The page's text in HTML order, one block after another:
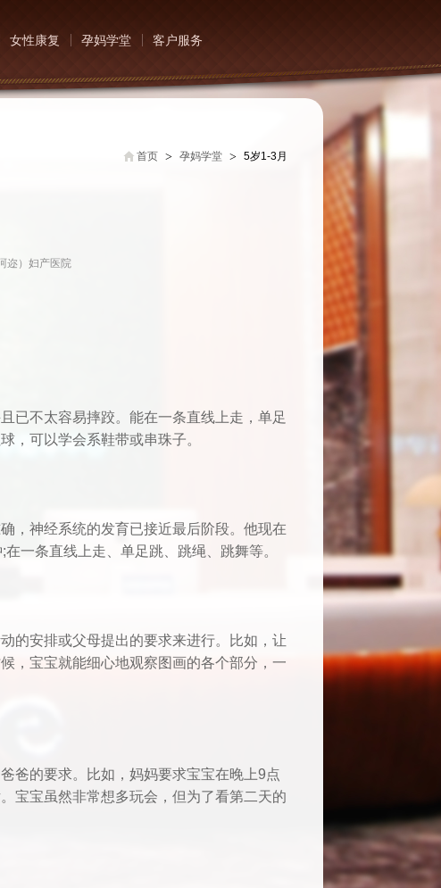
女性康复 孕妈学堂 客户服务
首页 > 孕妈学堂 > 5岁1-3月
迩）妇产医院
已不太容易摔跤。能在一条直线上走，单足
，可以学会系鞋带或串珠子。
，神经系统的发育已接近最后阶段。他现在
一条直线上走、单足跳、跳绳、跳舞等。
的安排或父母提出的要求来进行。比如，让
，宝宝就能细心地观察图画的各个部分，一
爸的要求。比如，妈妈要求宝宝在晚上9点
宝宝虽然非常想多玩会，但为了看第二天的